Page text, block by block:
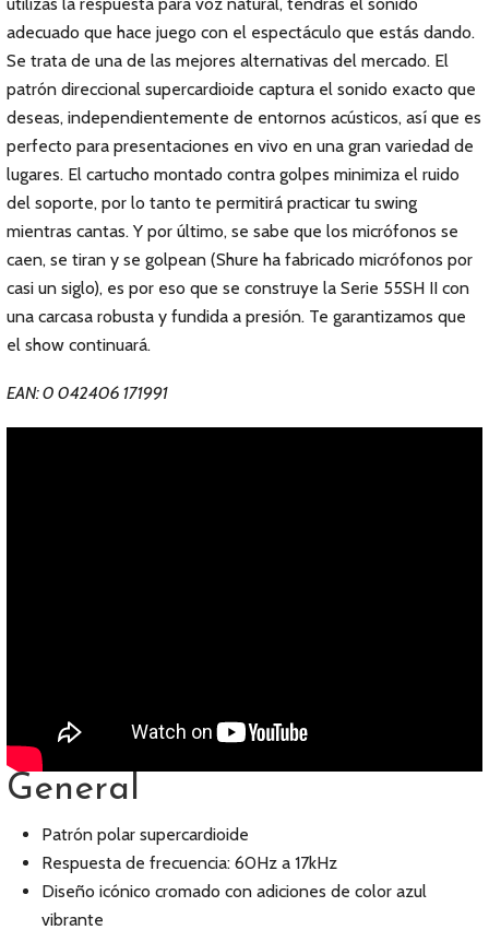
adecuado que hace juego con el espectáculo que estás dando.
Se trata de una de las mejores alternativas del mercado. El
patrón direccional supercardioide captura el sonido exacto que
deseas, independientemente de entornos acústicos, así que es
perfecto para presentaciones en vivo en una gran variedad de
lugares. El cartucho montado contra golpes minimiza el ruido
del soporte, por lo tanto te permitirá practicar tu swing
mientras cantas. Y por último, se sabe que los micrófonos se
caen, se tiran y se golpean (Shure ha fabricado micrófonos por
casi un siglo), es por eso que se construye la Serie 55SH II con
una carcasa robusta y fundida a presión. Te garantizamos que
el show continuará.
EAN: 0 042406 171991
General
Patrón polar supercardioide
Respuesta de frecuencia: 60Hz a 17kHz
Diseño icónico cromado con adiciones de color azul
vibrante